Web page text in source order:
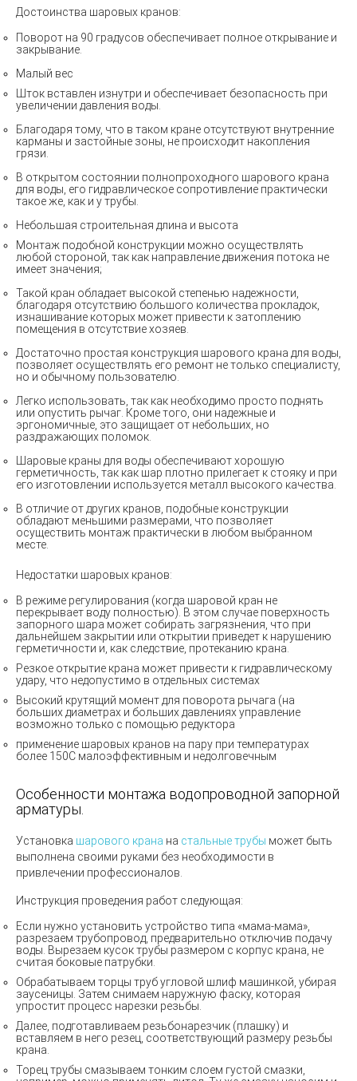
Достоинства шаровых кранов:
Поворот на 90 градусов обеспечивает полное открывание и
закрывание.
Малый вес
Шток вставлен изнутри и обеспечивает безопасность при
увеличении давления воды.
Благодаря тому, что в таком кране отсутствуют внутренние
карманы и застойные зоны, не происходит накопления
грязи.
В открытом состоянии полнопроходного шарового крана
для воды, его гидравлическое сопротивление практически
такое же, как и у трубы.
Небольшая строительная длина и высота
Монтаж подобной конструкции можно осуществлять
любой стороной, так как направление движения потока не
имеет значения;
Такой кран обладает высокой степенью надежности,
благодаря отсутствию большого количества прокладок,
изнашивание которых может привести к затоплению
помещения в отсутствие хозяев.
Достаточно простая конструкция шарового крана для воды,
позволяет осуществлять его ремонт не только специалисту,
но и обычному пользователю.
Легко использовать, так как необходимо просто поднять
или опустить рычаг. Кроме того, они надежные и
эргономичные, это защищает от небольших, но
раздражающих поломок.
Шаровые краны для воды обеспечивают хорошую
герметичность, так как шар плотно прилегает к стояку и при
его изготовлении используется металл высокого качества.
В отличие от других кранов, подобные конструкции
обладают меньшими размерами, что позволяет
осуществить монтаж практически в любом выбранном
месте.
Недостатки шаровых кранов:
В режиме регулирования (когда шаровой кран не
перекрывает воду полностью). В этом случае поверхность
запорного шара может собирать загрязнения, что при
дальнейшем закрытии или открытии приведет к нарушению
герметичности и, как следствие, протеканию крана.
Резкое открытие крана может привести к гидравлическому
удару, что недопустимо в отдельных системах
Высокий крутящий момент для поворота рычага (на
больших диаметрах и больших давлениях управление
возможно только с помощью редуктора
применение шаровых кранов на пару при температурах
более 150С малоэффективным и недолговечным
Особенности монтажа водопроводной запорной
арматуры.
Установка шарового крана на стальные трубы может быть
выполнена своими руками без необходимости в
привлечении профессионалов.
Инструкция проведения работ следующая:
Если нужно установить устройство типа «мама-мама»,
разрезаем трубопровод, предварительно отключив подачу
воды. Вырезаем кусок трубы размером с корпус крана, не
считая боковые патрубки.
Обрабатываем торцы труб угловой шлиф машинкой, убирая
заусеницы. Затем снимаем наружную фаску, которая
упростит процесс нарезки резьбы.
Далее, подготавливаем резьбонарезчик (плашку) и
вставляем в него резец, соответствующий размеру резьбы
крана.
Торец трубы смазываем тонким слоем густой смазки,